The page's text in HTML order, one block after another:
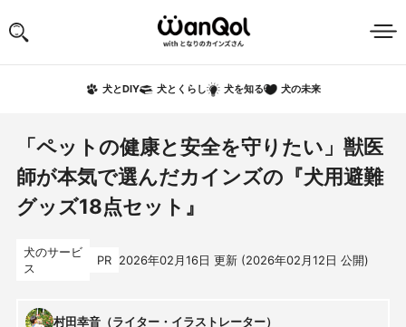
犬とDIY 犬とくらし 犬を知る 犬の未来
「ペットの健康と安全を守りたい」獣医
師が本気で選んだカインズの『犬用避難
グッズ18点セット』
犬のサービ
ス
PR 2026年02月16日 更新 (2026年02月12日 公開)
村田幸音（ライター・イラストレーター）